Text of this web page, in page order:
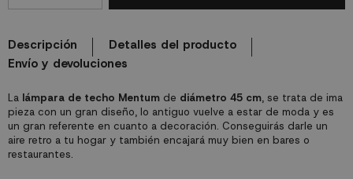
La lámpara de techo Mentum de diámetro 45 cm, se trata de ima
pieza con un gran diseño, lo antiguo vuelve a estar de moda y es
un gran referente en cuanto a decoración. Conseguirás darle un
aire retro a tu hogar y también encajará muy bien en bares o
restaurantes.
Descripción
Detalles del producto
Envío y devoluciones